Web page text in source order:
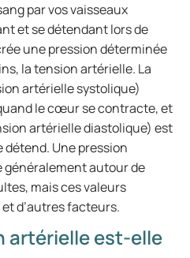
par vos vaisseaux
et se détendant lors de
une pression déterminée
la tension artérielle. La
artérielle systolique)
le cœur se contracte, et
artérielle diastolique) est
Une pression
autour de
mais ces valeurs
d’autres facteurs.
artérielle est-elle